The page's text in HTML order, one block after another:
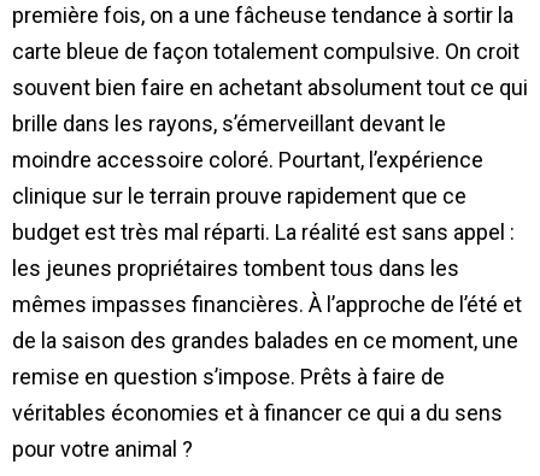
première fois, on a une fâcheuse tendance à sortir la
carte bleue de façon totalement compulsive. On croit
souvent bien faire en achetant absolument tout ce qui
brille dans les rayons, s’émerveillant devant le
moindre accessoire coloré. Pourtant, l’expérience
clinique sur le terrain prouve rapidement que ce
budget est très mal réparti. La réalité est sans appel :
les jeunes propriétaires tombent tous dans les
mêmes impasses financières. À l’approche de l’été et
de la saison des grandes balades en ce moment, une
remise en question s’impose. Prêts à faire de
véritables économies et à financer ce qui a du sens
pour votre animal ?